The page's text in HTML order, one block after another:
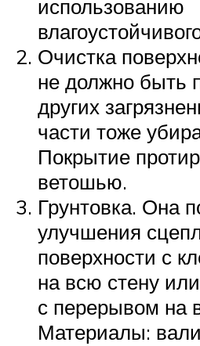
использованию
Очистка
не должно быть
других
части тоже
Покрытие
ветошью.
Грунтовка. Она
улучшения
поверхности с
на всю стену
с перерывом на
Материалы: